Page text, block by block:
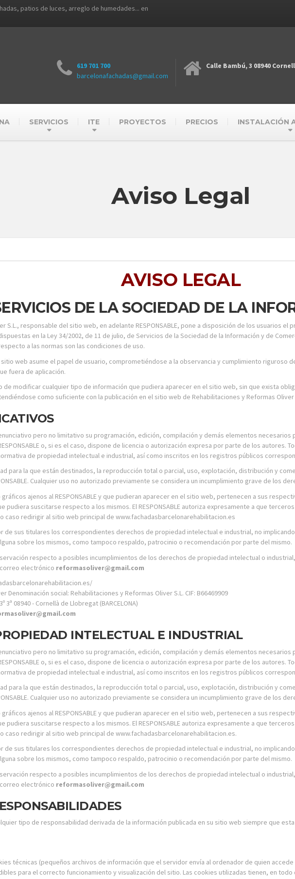
patios de luces, arreglo de humedades... en
619 701 700
barcelonafachadas@gmail.com
Calle Bambú, 3 08940
SERVICIOS ITE PROYECTOS PRECIOS INSTALACIÓN
Aviso Legal
AVISO LEGAL
DE LA SOCIEDAD DE LA
S.L., responsable del sitio web, en adelante RESPONSABLE, pone a disposición de los usuarios
en la Ley 34/2002, de 11 de julio, de Servicios de la Sociedad de la Información y de
a las normas son las condiciones de uso.
web asume el papel de usuario, comprometiéndose a la observancia y cumplimiento riguroso
fuera de aplicación.
de modificar cualquier tipo de información que pudiera aparecer en el sitio web, sin que exista
como suficiente con la publicación en el sitio web de Rehabilitaciones y Reformas Oliver
pero no limitativo su programación, edición, compilación y demás elementos
o, si es el caso, dispone de licencia o autorización expresa por parte de los autores.
de propiedad intelectual e industrial, así como inscritos en los registros públicos
para la que están destinados, la reproducción total o parcial, uso, explotación, distribución y
Cualquier uso no autorizado previamente se considera un incumplimiento grave de los
ajenos al RESPONSABLE y que pudieran aparecer en el sitio web, pertenecen a sus
pudiera suscitarse respecto a los mismos. El RESPONSABLE autoriza expresamente a que
caso redirigir al sitio web principal de www.fachadasbarcelonarehabilitacion.es
de sus titulares los correspondientes derechos de propiedad intelectual e industrial, no
sobre los mismos, como tampoco respaldo, patrocinio o recomendación por parte del mismo.
respecto a posibles incumplimientos de los derechos de propiedad intelectual o
electrónico reformasoliver@gmail.com
Denominación social: Rehabilitaciones y Reformas Oliver S.L. CIF: B66469909
3ª 08940 - Cornellà de Llobregat (BARCELONA)
INTELECTUAL E INDUSTRIAL
pero no limitativo su programación, edición, compilación y demás elementos
o, si es el caso, dispone de licencia o autorización expresa por parte de los autores.
de propiedad intelectual e industrial, así como inscritos en los registros públicos
para la que están destinados, la reproducción total o parcial, uso, explotación, distribución y
Cualquier uso no autorizado previamente se considera un incumplimiento grave de los
ajenos al RESPONSABLE y que pudieran aparecer en el sitio web, pertenecen a sus
pudiera suscitarse respecto a los mismos. El RESPONSABLE autoriza expresamente a que
caso redirigir al sitio web principal de www.fachadasbarcelonarehabilitacion.es.
de sus titulares los correspondientes derechos de propiedad intelectual e industrial, no
sobre los mismos, como tampoco respaldo, patrocinio o recomendación por parte del mismo.
respecto a posibles incumplimientos de los derechos de propiedad intelectual o
electrónico reformasoliver@gmail.com
tipo de responsabilidad derivada de la información publicada en su sitio web siempre que
técnicas (pequeños archivos de información que el servidor envía al ordenador de quien
para el correcto funcionamiento y visualización del sitio. Las cookies utilizadas tienen, en